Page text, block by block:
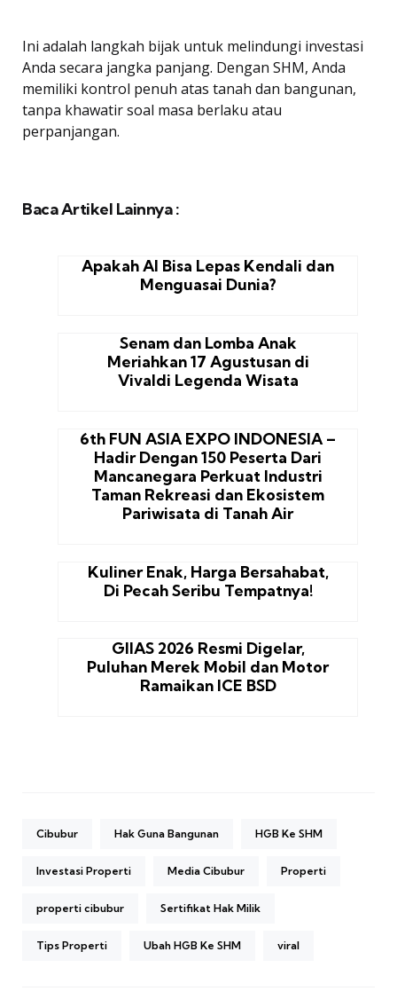
Ini adalah langkah bijak untuk melindungi investasi
Anda secara jangka panjang. Dengan SHM, Anda
memiliki kontrol penuh atas tanah dan bangunan,
tanpa khawatir soal masa berlaku atau
perpanjangan.
Baca Artikel Lainnya :
Apakah AI Bisa Lepas Kendali dan
Menguasai Dunia?
Senam dan Lomba Anak
Meriahkan 17 Agustusan di
Vivaldi Legenda Wisata
6th FUN ASIA EXPO INDONESIA –
Hadir Dengan 150 Peserta Dari
Mancanegara Perkuat Industri
Taman Rekreasi dan Ekosistem
Pariwisata di Tanah Air
Kuliner Enak, Harga Bersahabat,
Di Pecah Seribu Tempatnya!
GIIAS 2026 Resmi Digelar,
Puluhan Merek Mobil dan Motor
Ramaikan ICE BSD
Cibubur Hak Guna Bangunan HGB Ke SHM
Investasi Properti Media Cibubur Properti
properti cibubur Sertifikat Hak Milik
Tips Properti Ubah HGB Ke SHM viral